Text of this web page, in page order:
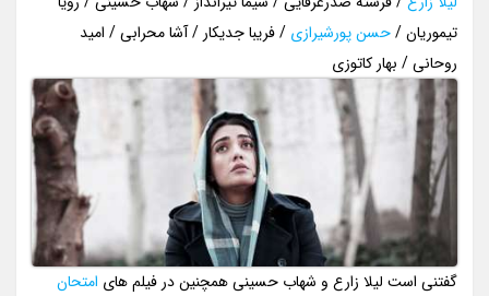
تیموریان /حسن پورشیرازی / فریبا جدیکار / آشا محرابی / امید
روحانی / بهار کاتوزی
گفتنی است لیلا زارع و شهاب حسینی همچنین در فیلم های امتحان